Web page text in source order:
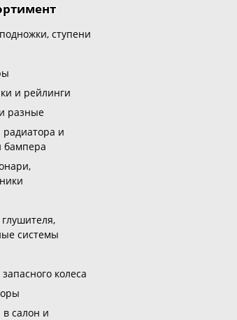
ступени
и рейлинги
разные
радиатора и
бампера
системы
колеса
салон и